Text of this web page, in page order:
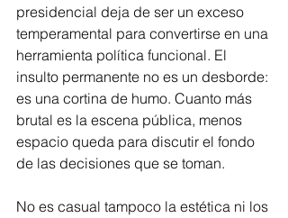
presidencial deja de ser un exceso
temperamental para convertirse en una
herramienta política funcional. El
insulto permanente no es un desborde:
es una cortina de humo. Cuanto más
brutal es la escena pública, menos
espacio queda para discutir el fondo
de las decisiones que se toman.
No es casual tampoco la estética ni los